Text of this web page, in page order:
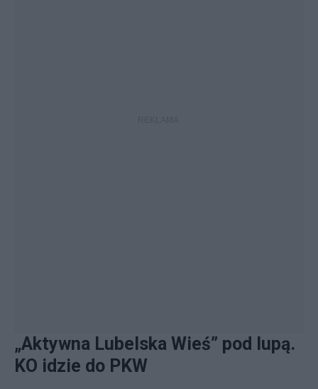
„Aktywna Lubelska Wieś” pod lupą.
KO idzie do PKW